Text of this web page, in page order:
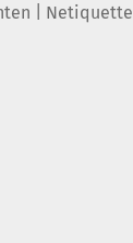
Netiquette